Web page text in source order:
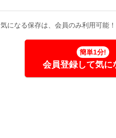
気になる保存は、会員のみ利用可能！
簡単1分!
会員登録して気に